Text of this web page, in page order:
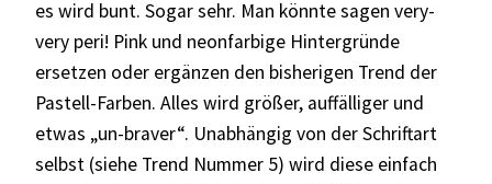
es wird bunt. Sogar sehr. Man könnte sagen very-
very peri! Pink und neonfarbige Hintergründe
ersetzen oder ergänzen den bisherigen Trend der
Pastell-Farben. Alles wird größer, auffälliger und
etwas „un-braver“. Unabhängig von der Schriftart
selbst (siehe Trend Nummer 5) wird diese einfach